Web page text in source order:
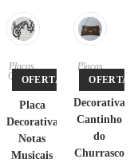
OFERTA!
Placas,
Quadro
s
Placa
Decorativa
Notas
Musicais
OFERTA!
Placas
Placa
Decorativa
Cantinho
do
Churrasco